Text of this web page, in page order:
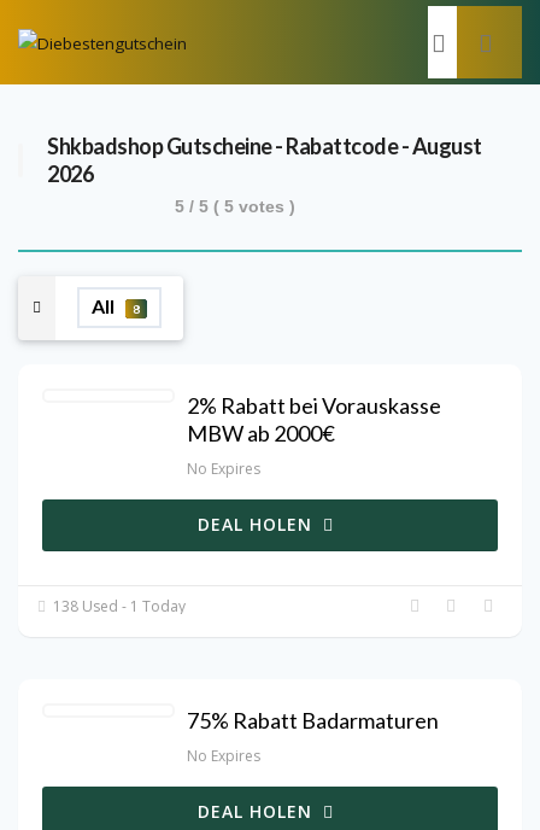
ShkbadshopGutscheine - Rabattcode - August
2026
5 / 5 ( 5 votes )
All 8
2% Rabatt bei Vorauskasse
MBW ab 2000€
No Expires
DEAL HOLEN
138 Used - 1 Today
75% Rabatt Badarmaturen
No Expires
DEAL HOLEN